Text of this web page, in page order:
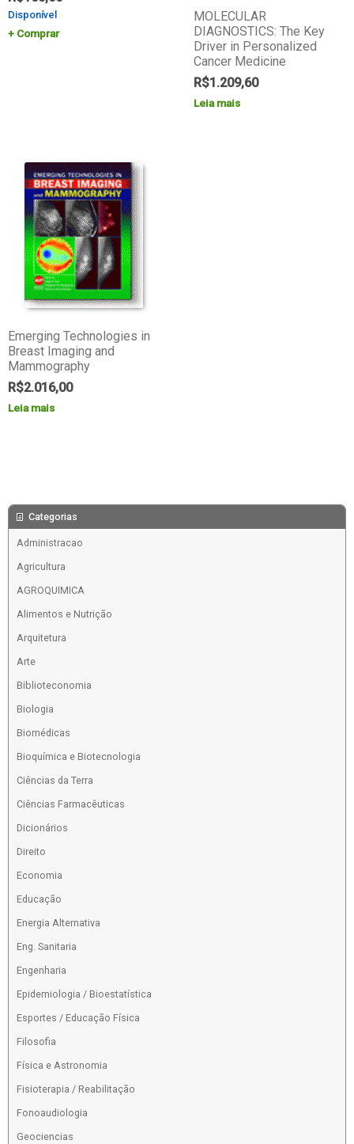
Disponível
Comprar
MOLECULAR
DIAGNOSTICS: The Key
Driver in Personalized
Cancer Medicine
R$1.209,60
Leia mais
Emerging Technologies in
Breast Imaging and
Mammography
R$2.016,00
Leia mais
Categorias
Administracao
Agricultura
AGROQUIMICA
Alimentos e Nutrição
Arquitetura
Arte
Biblioteconomia
Biologia
Biomédicas
Bioquímica e Biotecnologia
Ciências da Terra
Ciências Farmacêuticas
Dicionários
Direito
Economia
Educação
Energia Alternativa
Eng. Sanitaria
Engenharia
Epidemiologia / Bioestatística
Esportes / Educação Física
Filosofia
Física e Astronomia
Fisioterapia / Reabilitação
Fonoaudiologia
Geociencias